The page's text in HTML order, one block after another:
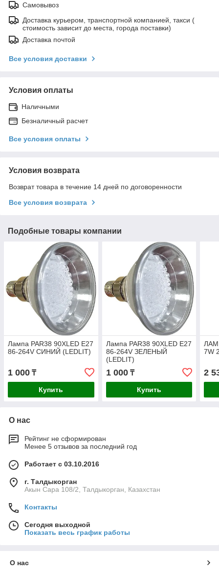
Самовывоз
Доставка курьером, транспортной компанией, такси (
стоимость зависит до места, города поставки)
Доставка почтой
Все условия доставки
Условия оплаты
Наличными
Безналичный расчет
Все условия оплаты
Условия возврата
Возврат товара в течение 14 дней по договоренности
Все условия возврата
Подобные товары компании
Лампа PAR38 90XLED E27
86-264V СИНИЙ (LEDLIT)
1 000 ₸
Купить
Лампа PAR38 90XLED E27
86-264V ЗЕЛЕНЫЙ
(LEDLIT)
1 000₸
Купить
7W
2
О нас
Рейтинг не сформирован
Менее 5 отзывов за последний год
Работает с 03.10.2016
г. Талдыкорган
Акын Сара 108/2, Талдыкорган, Казахстан
Контакты
Сегодня выходной
Показать весь график работы
О нас